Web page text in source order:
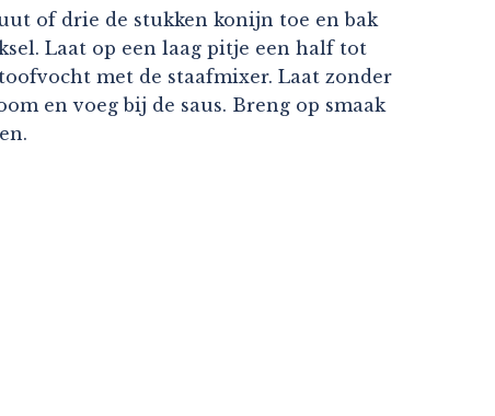
of drie de stukken konijn toe en bak
Laat op een laag pitje een half tot
met de staafmixer. Laat zonder
en voeg bij de saus. Breng op smaak